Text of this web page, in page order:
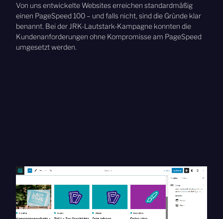
Von uns entwickelte Websites erreichen standardmäßig
einen PageSpeed 100 – und falls nicht, sind die Gründe klar
benannt. Bei der JRK-Lautstark-Kampagne konnten die
Kundenanforderungen ohne Kompromisse am PageSpeed
umgesetzt werden.